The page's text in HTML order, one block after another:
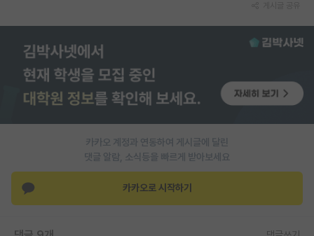
카카오 계정과 연동하여 게시글에 달린
댓글 알람, 소식등을 빠르게 받아보세요
카카오로 시작하기